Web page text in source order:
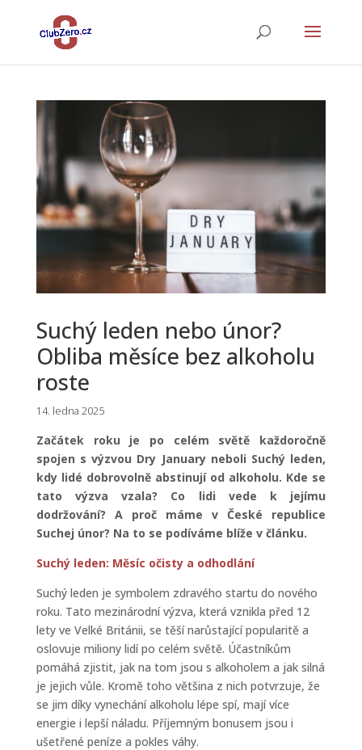
Suchý leden nebo únor?
Obliba měsíce bez alkoholu
roste
14. ledna 2025
Začátek roku je po celém světě každoročně
spojen s výzvou Dry January neboli Suchý leden,
kdy lidé dobrovolně abstinují od alkoholu. Kde se
tato výzva vzala? Co lidi vede k jejímu
dodržování? A proč máme v České republice
Suchej únor? Na to se podíváme blíže v článku.
Suchý leden: Měsíc očisty a odhodlání
Suchý leden je symbolem zdravého startu do nového
roku. Tato mezinárodní výzva, která vznikla před 12
lety ve Velké Británii, se těší narůstající popularitě a
oslovuje miliony lidí po celém světě. Účastníkům
pomáhá zjistit, jak na tom jsou s alkoholem a jak silná
je jejich vůle. Kromě toho většina z nich potvrzuje, že
se jim díky vynechání alkoholu lépe spí, mají více
energie i lepší náladu. Příjemným bonusem jsou i
ušetřené peníze a pokles váhy.